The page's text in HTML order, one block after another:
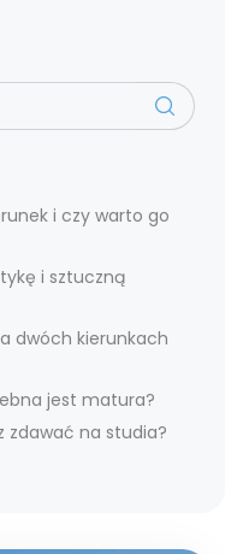
i czy warto go
i sztuczną
dwóch kierunkach
jest matura?
zdawać na studia?